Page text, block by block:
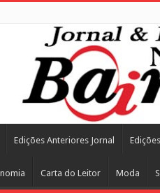
Edições Anteriores Jornal
Carta do Leitor Moda